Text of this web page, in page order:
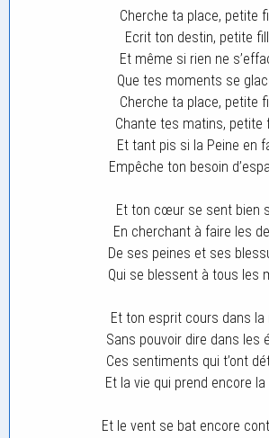
Cherche ta place, petite
Ecrit ton destin, petite
Et même si rien ne
Que tes moments se
Cherche ta place, petite
Chante tes matins, petite
Et tant pis si la Peine en
Empêche ton besoin
Et ton cœur se sent bien
En cherchant à faire les
De ses peines et ses
Qui se blessent à tous les
Et ton esprit cours dans la
Sans pouvoir dire dans les
Ces sentiments qui t’ont
Et la vie qui prend encore la
Et le vent se bat encore